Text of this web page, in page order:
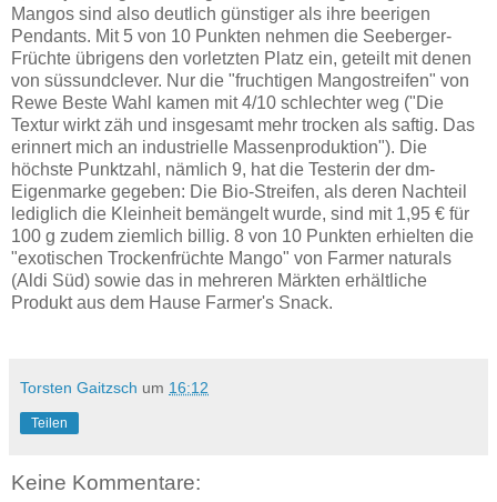
Mangos sind also deutlich günstiger als ihre beerigen
Pendants. Mit 5 von 10 Punkten nehmen die Seeberger-
Früchte übrigens den vorletzten Platz ein, geteilt mit denen
von süssundclever. Nur die "fruchtigen Mangostreifen" von
Rewe Beste Wahl kamen mit 4/10 schlechter weg ("Die
Textur wirkt zäh und insgesamt mehr trocken als saftig. Das
erinnert mich an industrielle Massenproduktion"). Die
höchste Punktzahl, nämlich 9, hat die Testerin der dm-
Eigenmarke gegeben: Die Bio-Streifen, als deren Nachteil
lediglich die Kleinheit bemängelt wurde, sind mit 1,95 € für
100 g zudem ziemlich billig. 8 von 10 Punkten erhielten die
"exotischen Trockenfrüchte Mango" von Farmer naturals
(Aldi Süd) sowie das in mehreren Märkten erhältliche
Produkt aus dem Hause Farmer's Snack.
Torsten Gaitzsch um 16:12
Teilen
Keine Kommentare: